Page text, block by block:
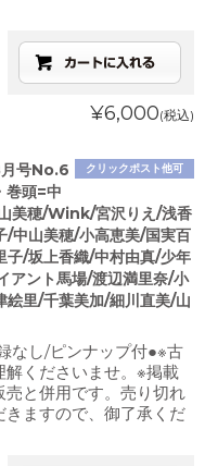
¥6,000(税込)
クリックポスト他可
号No.6
巻頭=中
美穂/Wink/宮沢りえ/浅香
/中山美穂/小高恵美/国実百
子/坂上香織/中村由真/少年
アント馬場/渡辺満里奈/小
絵里/千葉美加/細川直美/山
なし/ピンナップ付●※古
くださいませ。※掲載
と併用です。売り切れ
ますので、御了承くだ